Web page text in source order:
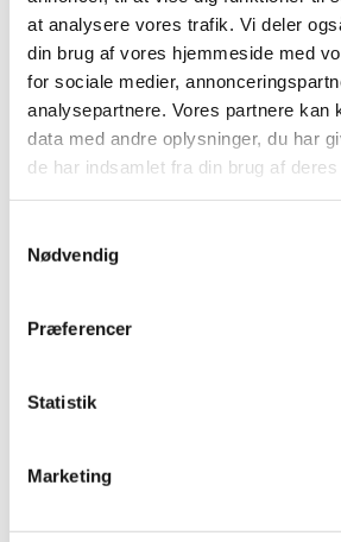
at analysere vores trafik. Vi deler
din brug af vores hjemmeside med
for sociale medier,
analysepartnere. Vores partnere kan
data med andre oplysninger, du har
de har indsamlet fra din brug af deres
Nødvendig
Præferencer
Statistik
Marketing
Du vil måske
lide...